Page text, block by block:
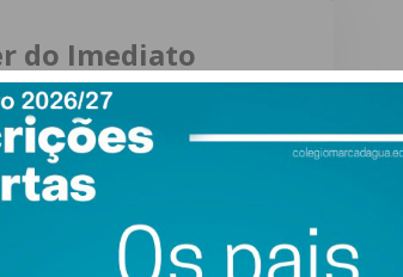
do Imediato
forma regular a informação